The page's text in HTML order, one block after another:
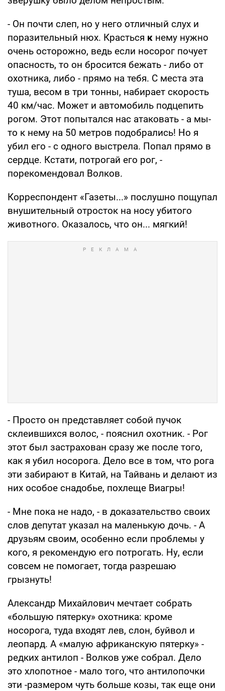
- Он почти слеп, но у него отличный слух и
поразительный нюх. Красться к нему нужно
очень осторожно, ведь если носорог почует
опасность, то он бросится бежать - либо от
охотника, либо - прямо на тебя. С места эта
туша, весом в три тонны, набирает скорость
40 км/час. Может и автомобиль подцепить
рогом. Этот попытался нас атаковать - а мы-
то к нему на 50 метров подобрались! Но я
убил его - с одного выстрела. Попал прямо в
сердце. Кстати, потрогай его рог, -
порекомендовал Волков.
Корреспондент «Газеты...» послушно пощупал
внушительный отросток на носу убитого
животного. Оказалось, что он... мягкий!
- Просто он представляет собой пучок
склеившихся волос, - пояснил охотник. - Рог
этот был застрахован сразу же после того,
как я убил носорога. Дело все в том, что рога
эти забирают в Китай, на Тайвань и делают из
них особое снадобье, похлеще Виагры!
- Мне пока не надо, - в доказательство своих
слов депутат указал на маленькую дочь. - А
друзьям своим, особенно если проблемы у
кого, я рекомендую его потрогать. Ну, если
совсем не помогает, тогда разрешаю
грызнуть!
Александр Михайлович мечтает собрать
«большую пятерку» охотника: кроме
носорога, туда входят лев, слон, буйвол и
леопард. А «малую африканскую пятерку» -
редких антилоп - Волков уже собрал. Дело
это хлопотное - мало того, что антилопочки
эти -размером чуть больше козы, так еще они